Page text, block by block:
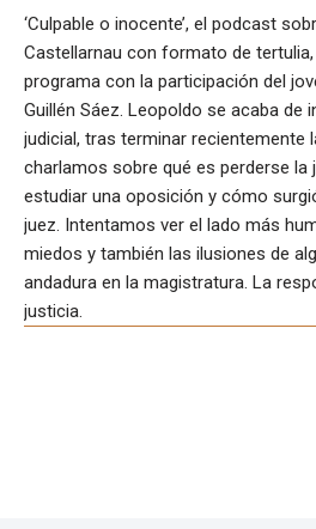
‘Culpable o inocente’, el podcast
Castellarnau con formato de
programa con la participación del
Guillén Sáez. Leopoldo se acaba de
judicial, tras terminar recientemente
charlamos sobre qué es perderse la
estudiar una oposición y cómo
juez. Intentamos ver el lado más
miedos y también las ilusiones de
andadura en la magistratura. La
justicia.